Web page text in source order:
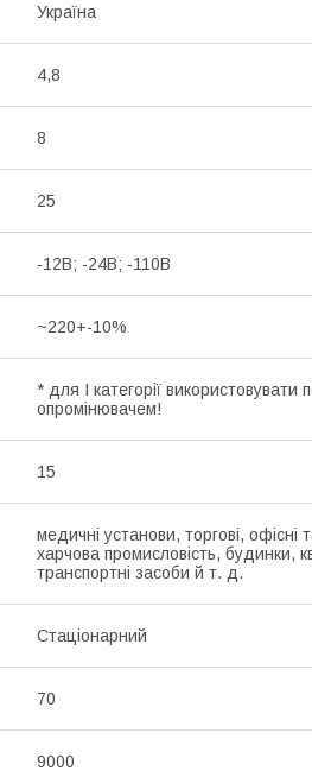
Україна
4,8
8
25
-12В; -24В; -110В
~220+-10%
* для I категорії використовувати
опромінювачем!
15
медичні установи, торгові, офісні
харчова промисловість, будинки,
транспортні засоби й т. д.
Стаціонарний
70
9000